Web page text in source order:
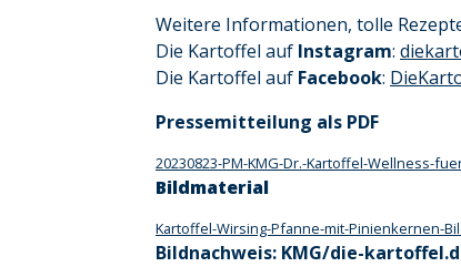
Weitere Informationen, tolle
Die Kartoffel auf Instagram:
Die Kartoffel auf Facebook:
Pressemitteilung als PDF
20230823-PM-KMG-Dr.-Kartoffel-Wellness-
Bildmaterial
Kartoffel-Wirsing-Pfanne-mit-Pinienkernen-
Bildnachweis: KMG/die-